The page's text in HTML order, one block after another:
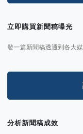
立即購買新聞稿曝光
發一篇新聞稿透通到各大
分析新聞稿成效